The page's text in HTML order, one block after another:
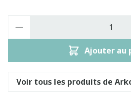
Ajouter au
Voir tous les produits de